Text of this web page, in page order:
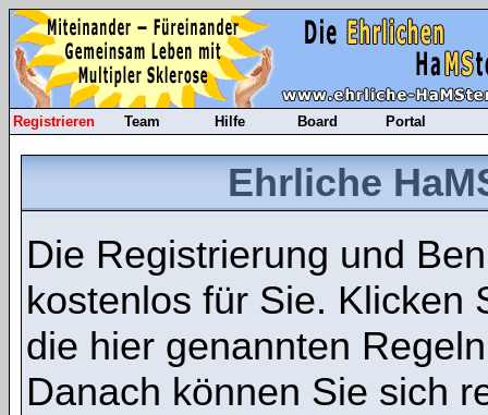
Registrieren Team Hilfe Board Portal
Ehrliche
Die Registrierung und
kostenlos für Sie. Klicken
die hier genannten
Danach können Sie sich